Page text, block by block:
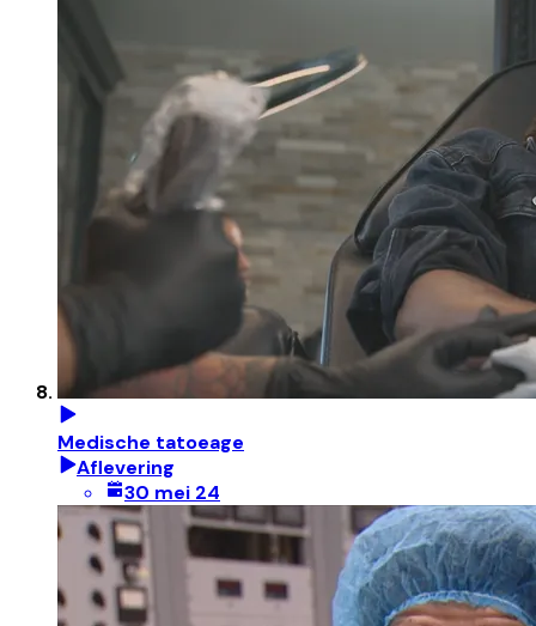
Medische tatoeage
Aflevering
30 mei 24